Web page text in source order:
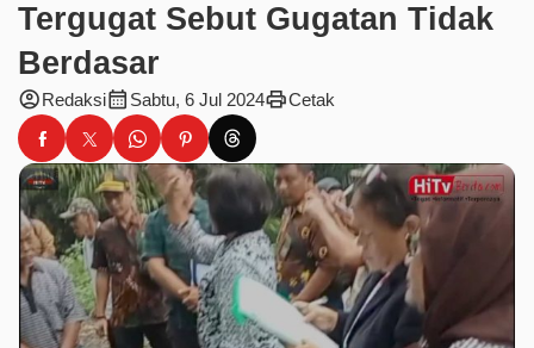
Tergugat Sebut Gugatan Tidak
Berdasar
account_circleRedaksicalendar_month Sabtu, 6 Jul 2024printCetak